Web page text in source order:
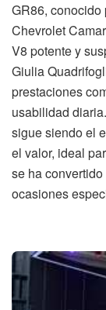
GR86,
Chevrolet
V8 potente y
Giulia
prestaciones
usabilidad
sigue siendo el
el valor, ideal
se ha
ocasiones